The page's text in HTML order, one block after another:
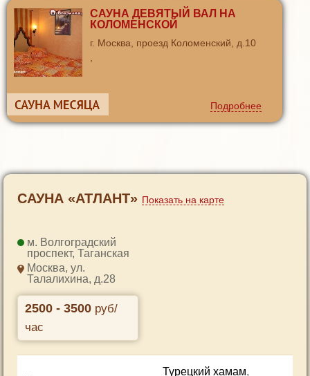
САУНА ДЕВЯТЫЙ ВАЛ НА
КОЛОМЕНСКОЙ
г. Москва, проезд Коломенский, д.10
Подробнее
САУНА «АТЛАНТ» Показать на карте
Волгоградский
проспект, Таганская
Москва, ул.
Талалихина, д.28
2500 - 3500 руб/
час
Турецкий хамам,